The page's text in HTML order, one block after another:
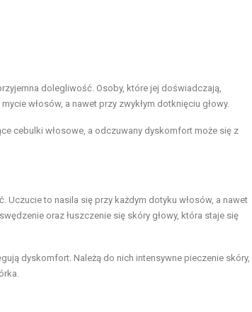
dolegliwość. Osoby, które jej doświadczają,
włosów, a nawet przy zwykłym dotknięciu głowy.
cebulki włosowe, a odczuwany dyskomfort może się z
to nasila się przy każdym dotyku włosów, a nawet
oraz łuszczenie się skóry głowy, która staje się
dyskomfort. Należą do nich intensywne pieczenie skóry,